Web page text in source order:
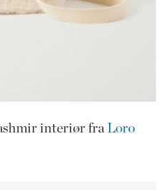
interiør fra Loro